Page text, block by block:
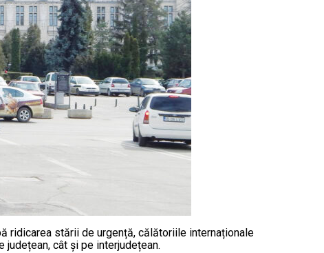
ridicarea stării de urgență, călătoriile internaționale
cât și pe interjudețean.